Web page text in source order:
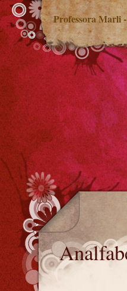
Professora Marli
Analfabeto